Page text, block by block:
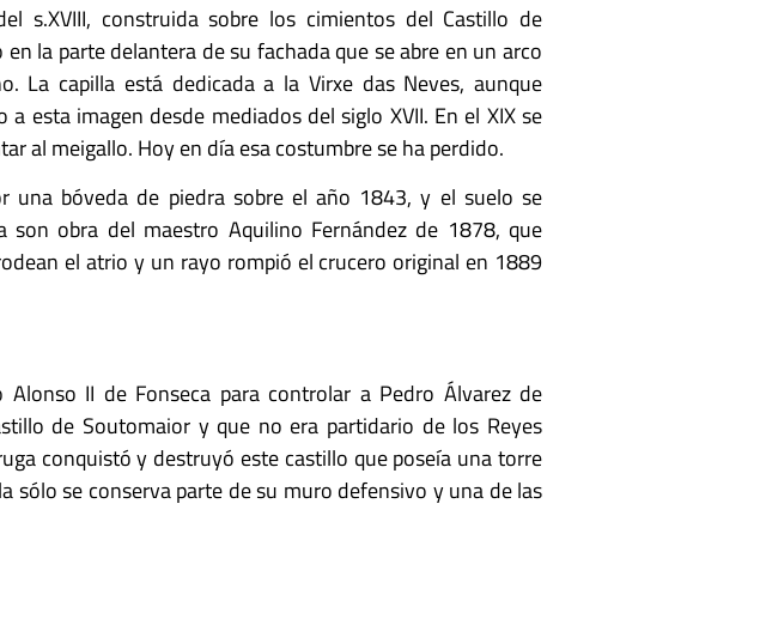
s.XVIII, construida sobre los cimientos del Castillo de
la parte delantera de su fachada que se abre en un arco
capilla está dedicada a la Virxe das Neves, aunque
esta imagen desde mediados del siglo XVII. En el XIX se
al meigallo. Hoy en día esa costumbre se ha perdido.
bóveda de piedra sobre el año 1843, y el suelo se
obra del maestro Aquilino Fernández de 1878, que
el atrio y un rayo rompió el crucero original en 1889
II de Fonseca para controlar a Pedro Álvarez de
de Soutomaior y que no era partidario de los Reyes
conquistó y destruyó este castillo que poseía una torre
sólo se conserva parte de su muro defensivo y una de las